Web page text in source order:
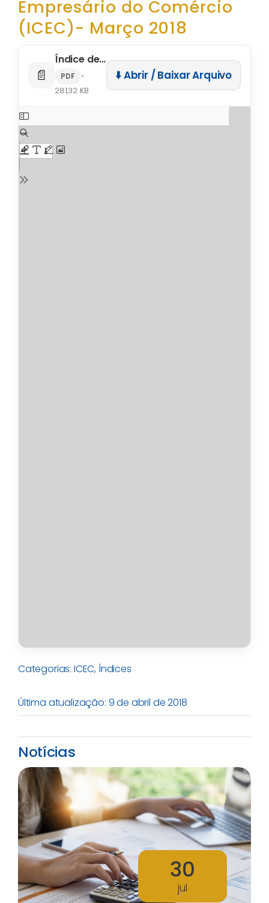
Empresário do Comércio
(ICEC)- Março 2018
📄
Índice de Confiança do Empresário do Comércio (ICEC)- Março 2018
PDF
•
281,32 KB
⬇️ Abrir / Baixar Arquivo
Categorias: ICEC, Índices
Última atualização: 9 de abril de 2018
Notícias
30
jul